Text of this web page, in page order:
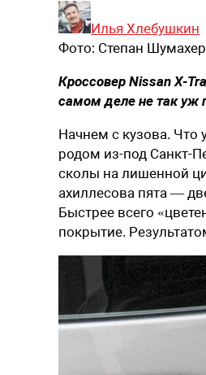
Илья Хлебушкин
Фото: Степан Шумахер
Кроссовер Nissan X-
самом деле не так уж
Начнем с кузова. Что
родом из-под Санкт-
сколы на лишенной
ахиллесова пята —
Быстрее всего
покрытие.